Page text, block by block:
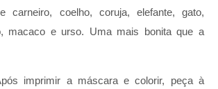
carneiro, coelho, coruja, elefante, gato,
macaco e urso. Uma mais bonita que a
imprimir a máscara e colorir, peça à